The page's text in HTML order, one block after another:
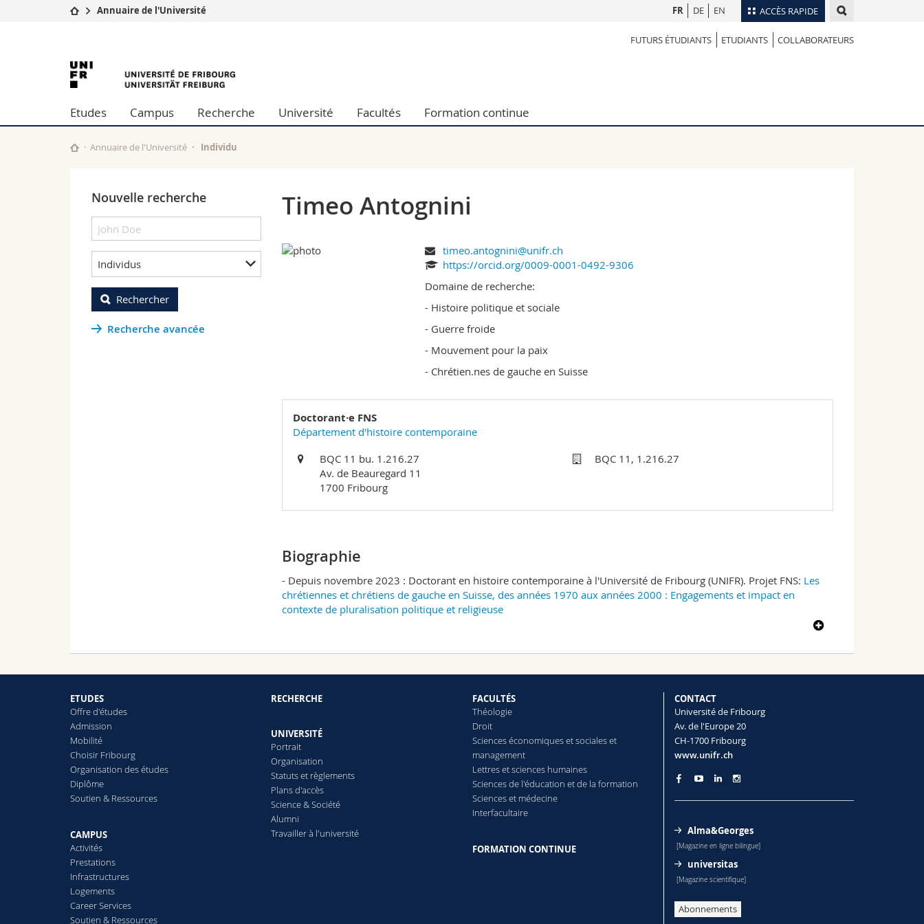
ACCÈS RAPIDE
Etudes
Campus
Université
Formation continue
Lettres et sciences humaines
Sciences de l'éducation et de la formation
Collaborateurs
Annuaire du personnel
Programme des cours
FR DE EN
Annuaire de l'Université
FUTURS ÉTUDIANTS ETUDIANTS COLLABORATEURS
University
of
Fribourg
Etudes Campus Recherche Université Facultés Formation continue
Annuaire de l'Université Individu
Nouvelle recherche
Individus
Rechercher
Recherche avancée
Timeo Antognini
timeo.antognini@unifr.ch
https://orcid.org/0009-0001-0492-9306
Domaine de recherche:
- Histoire politique et sociale
- Guerre froide
- Mouvement pour la paix
- Chrétien.nes de gauche en Suisse
Doctorant·e FNS
Département d'histoire contemporaine
BQC 11 bu. 1.216.27
Av. de Beauregard 11
1700 Fribourg
BQC 11, 1.216.27
Biographie
- Depuis novembre 2023 : Doctorant en histoire contemporaine à l'Université de Fribourg (UNIFR). Projet FNS: Les
chrétiennes et chrétiens de gauche en Suisse, des années 1970 aux années 2000 : Engagements et impact en
contexte de pluralisation politique et religieuse
- 2017-2020 : Bachelor en Histoire générale / études chinoises à l'Université de Genève (UNIGE)
Linkedin:Timeo Antognini | LinkedIn
ETUDES
Offre d'études
Admission
Mobilité
Choisir Fribourg
Organisation des études
Diplôme
Soutien & Ressources
CAMPUS
Activités
Prestations
Infrastructures
Logements
Career Services
Soutien & Ressources
RECHERCHE
UNIVERSITÉ
Portrait
Organisation
Statuts et règlements
Plans d'accès
Science & Société
Alumni
Travailler à l'université
FACULTÉS
Théologie
Droit
Sciences économiques et sociales et
management
Lettreset sciences humaines
Sciences de l'éducation et de la formation
Sciences et médecine
Interfacultaire
FORMATION CONTINUE
CONTACT
Université de Fribourg
Av. de l'Europe 20
CH-1700 Fribourg
www.unifr.ch
Alma&Georges
[Magazine en ligne bilingue]
universitas
[Magazine scientifique]
Abonnements